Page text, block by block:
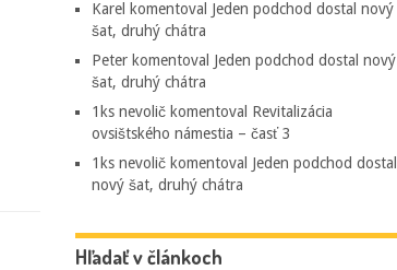
Karel komentoval Jeden podchod dostal nový
šat, druhý chátra
Peterkomentoval Jeden podchod dostal nový
šat, druhý chátra
1ks nevoličkomentoval Revitalizácia
ovsištského námestia – časť 3
1ks nevoličkomentoval Jeden podchod dostal
nový šat, druhý chátra
Hľadať v článkoch